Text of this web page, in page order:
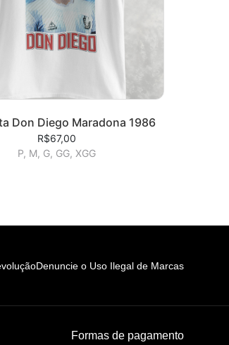
Don Diego Maradona 1986
R$67,00
P, M, G, GG, XGG
Denuncie o Uso Ilegal de Marcas
Formas de pagamento